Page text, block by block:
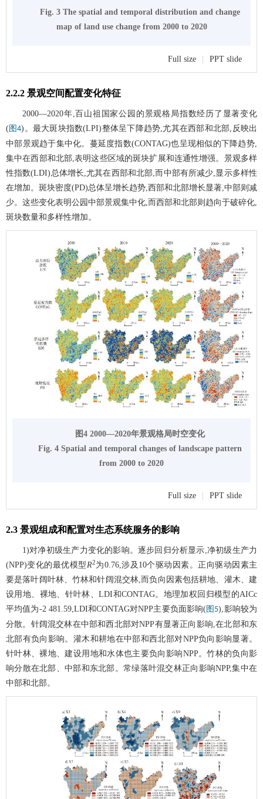
Fig. 3 The spatial and temporal distribution and change
map of land use change from 2000 to 2020
Full size | PPT slide
2.2.2 景观空间配置变化特征
2000—2020年,百山祖国家公园的景观格局指数经历了显著变化
(图4)。最大斑块指数(LPI)整体呈下降趋势,尤其在西部和北部,反映出
中部景观趋于集中化。蔓延度指数(CONTAG)也呈现相似的下降趋势,
集中在西部和北部,表明这些区域的斑块扩展和连通性增强。景观多样
性指数(LDI)总体增长,尤其在西部和北部,而中部有所减少,显示多样性
在增加。斑块密度(PD)总体呈增长趋势,西部和北部增长显著,中部则减
少。这些变化表明公园中部景观集中化,而西部和北部则趋向于破碎化,
斑块数量和多样性增加。
图4 2000—2020年景观格局时空变化
Fig. 4 Spatial and temporal changes of landscape pattern
from 2000 to 2020
Full size PPT slide
2.3 景观组成和配置对生态系统服务的影响
1)对净初级生产力变化的影响。逐步回归分析显示,净初级生产力
(NPP)变化的最优模型 R2为0.76,涉及10个驱动因素。正向驱动因素主
要是落叶阔叶林、竹林和针阔混交林,而负向因素包括耕地、灌木、建
设用地、裸地、针叶林、LDI和CONTAG。地理加权回归模型的AICc
平均值为-2 481.59,LDI和CONTAG对NPP主要负面影响(图5),影响较为
分散。针阔混交林在中部和西北部对NPP有显著正向影响,在北部和东
北部有负向影响。灌木和耕地在中部和西北部对NPP负向影响显著。
针叶林、裸地、建设用地和水体也主要负向影响NPP。竹林的负向影
响分散在北部、中部和东北部。常绿落叶混交林正向影响NPP,集中在
中部和北部。